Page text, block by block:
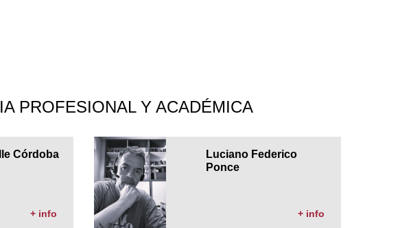
PROFESIONAL Y ACADÉMICA
Córdoba
+ info
Luciano Federico
Ponce
+ info